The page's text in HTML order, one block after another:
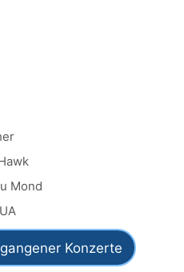
Mond
Konzerte